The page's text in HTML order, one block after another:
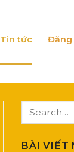
Tin tức Đăng
BÀI VIẾT